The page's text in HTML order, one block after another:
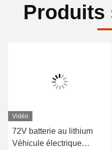
Produits
Vidéo
72V batterie au lithium
Véhicule électrique